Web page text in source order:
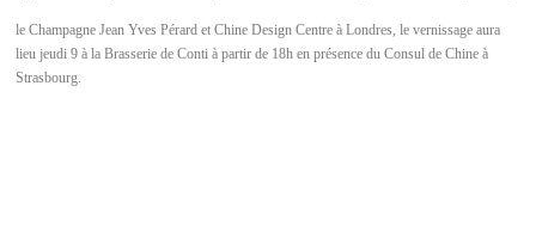
le Champagne Jean Yves Pérard et Chine Design Centre à Londres, le vernissage aura
lieu jeudi 9 à la Brasserie de Conti à partir de 18h en présence du Consul de Chine à
Strasbourg.